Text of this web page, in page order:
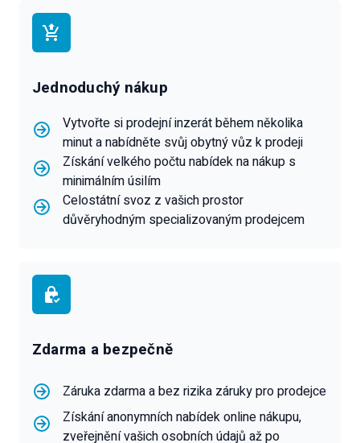
Jednoduchý nákup
Vytvořte si prodejní inzerát během několika
minut a nabídněte svůj obytný vůz k prodeji
Získání velkého počtu nabídek na nákup s
minimálním úsilím
Celostátní svoz z vašich prostor
důvěryhodným specializovaným prodejcem
Zdarma a bezpečně
Záruka zdarma a bez rizika záruky pro prodejce
Získání anonymních nabídek online nákupu,
zveřejnění vašich osobních údajů až po